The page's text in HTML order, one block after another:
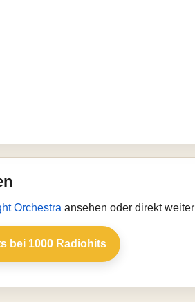
Orchestra ansehen oder direkt weiter
bei 1000 Radiohits